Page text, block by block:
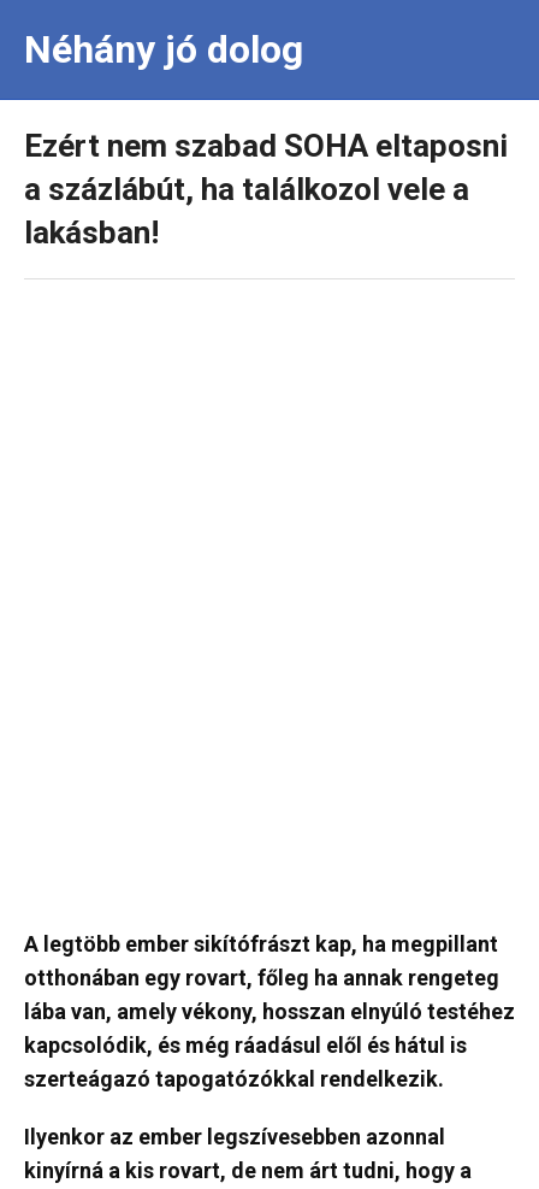
Néhány jó dolog
Ezért nem szabad SOHA eltaposni
a százlábút, ha találkozol vele a
lakásban!
A legtöbb ember sikítófrászt kap, ha megpillant
otthonában egy rovart, főleg ha annak rengeteg
lába van, amely vékony, hosszan elnyúló testéhez
kapcsolódik, és még ráadásul elől és hátul is
szerteágazó tapogatózókkal rendelkezik.
Ilyenkor az ember legszívesebben azonnal
kinyírná a kis rovart, de nem árt tudni, hogy a